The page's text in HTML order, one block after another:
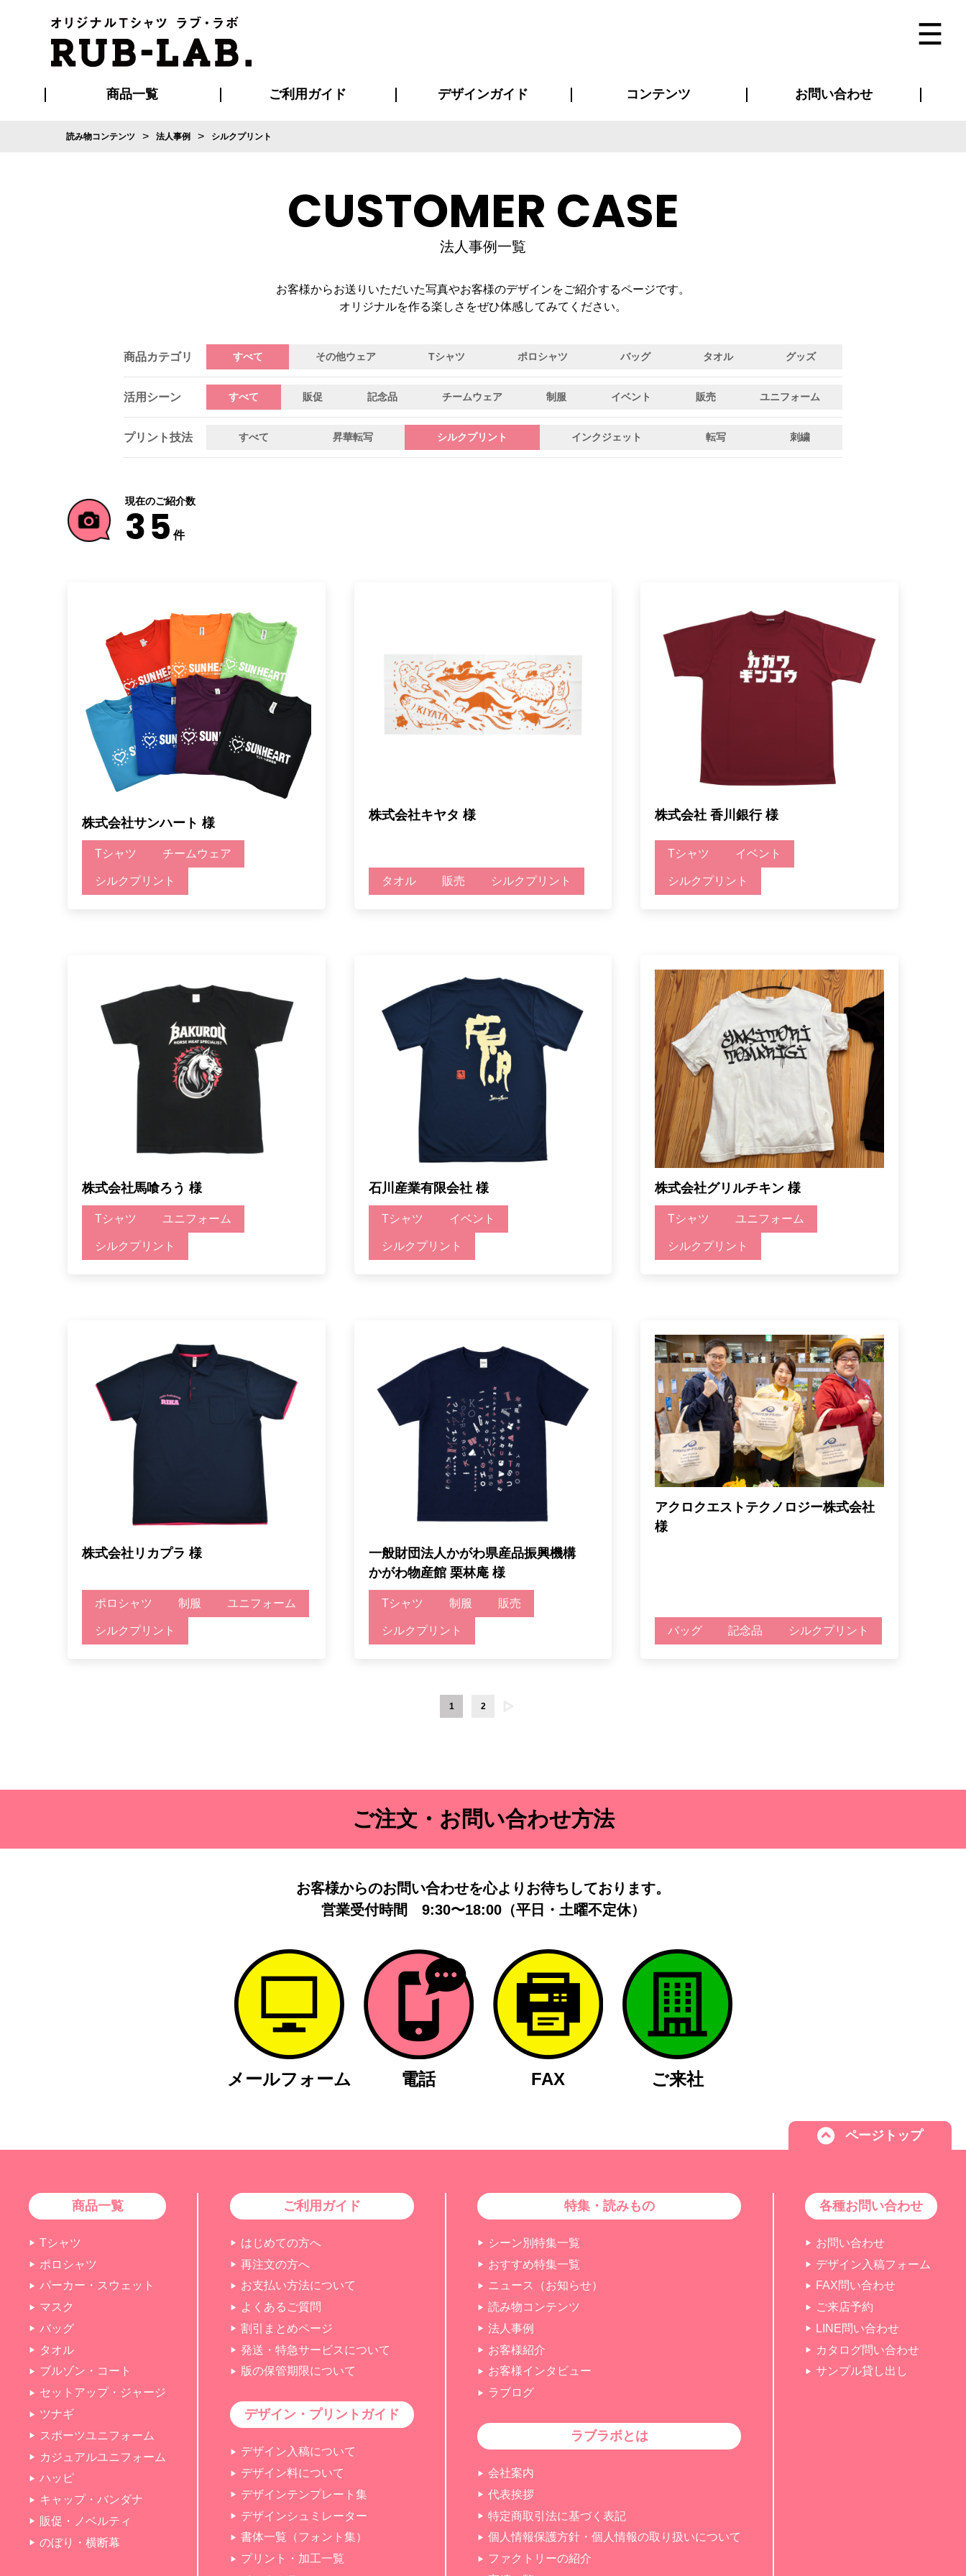
商品一覧 ご利用ガイド
お支払い方法について
割引まとめページ
発送・特急サービスについて
版の保管期限について
デザインガイド コンテンツ お問い合わせ
読み物コンテンツ > 法人事例 > シルクプリント
CUSTOMER CASE
法人事例一覧
お客様からお送りいただいた写真やお客様のデザインをご紹介するページです。
オリジナルを作る楽しさをぜひ体感してみてください。
商品カテゴリ すべて その他ウェア Tシャツ ポロシャツ バッグ タオル グッズ
活用シーン すべて 販促 記念品 チームウェア 制服 イベント 販売 ユニフォーム
プリント技法 すべて 昇華転写 シルクプリント インクジェット 転写 刺繍
現在のご紹介数
35件
株式会社サンハート 様
Tシャツ チームウェア
シルクプリント
株式会社キヤタ 様
タオル 販売 シルクプリント
株式会社 香川銀行 様
Tシャツ イベント
シルクプリント
株式会社馬喰ろう 様
Tシャツ ユニフォーム
シルクプリント
石川産業有限会社 様
Tシャツ イベント
シルクプリント
株式会社グリルチキン 様
Tシャツ ユニフォーム
シルクプリント
株式会社リカプラ 様
ポロシャツ 制服 ユニフォーム
シルクプリント
一般財団法人かがわ県産品振興機構
かがわ物産館 栗林庵 様
Tシャツ 制服 販売
シルクプリント
アクロクエストテクノロジー株式会社
様
バッグ 記念品 シルクプリント
1 2
ご注文・お問い合わせ方法
お客様からのお問い合わせを心よりお待ちしております。
営業受付時間 9:30〜18:00（平日・土曜不定休）
メールフォーム 電話 FAX ご来社
ページトップ
商品一覧
Tシャツ
ポロシャツ
パーカー・スウェット
マスク
バッグ
タオル
ブルゾン・コート
セットアップ・ジャージ
ツナギ
スポーツユニフォーム
カジュアルユニフォーム
ハッピ
キャップ・バンダナ
販促・ノベルティ
のぼり・横断幕
ご利用ガイド
はじめての方へ
再注文の方へ
お支払い方法について
よくあるご質問
割引まとめページ
発送・特急サービスについて
版の保管期限について
デザイン・プリントガイド
デザイン入稿について
デザイン料について
デザインテンプレート集
デザインシュミレーター
書体一覧（フォント集）
プリント・加工一覧
特集・読みもの
シーン別特集一覧
おすすめ特集一覧
ニュース（お知らせ）
読み物コンテンツ
法人事例
お客様紹介
お客様インタビュー
ラブログ
ラブラボとは
会社案内
代表挨拶
特定商取引法に基づく表記
個人情報保護方針・個人情報の取り扱いについて
ファクトリーの紹介
各種お問い合わせ
お問い合わせ
デザイン入稿フォーム
FAX問い合わせ
ご来店予約
LINE問い合わせ
カタログ問い合わせ
サンプル貸し出し